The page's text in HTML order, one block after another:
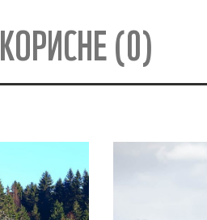
КОРИСНЕ (0)